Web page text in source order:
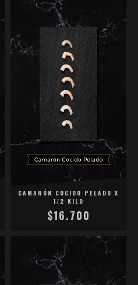
CAMARÓN COCIDO PELADO X
1/2 KILO
$16.700